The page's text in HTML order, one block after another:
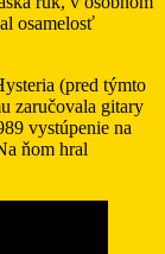
osamelosť
(pred týmto
zaručovala gitary
vystúpenie na
ňom hral